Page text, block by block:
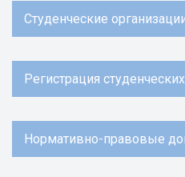
Студенческие
Регистрация
Нормативно-правовые